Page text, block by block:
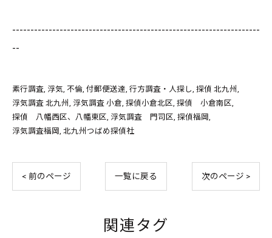
--------------------------------------------------------------------
--
素行調査 浮気 不倫 付郵便送達 行方調査・人探し 探偵 北九州
浮気調査 北九州
浮気調査 小倉 探偵小倉北区 探偵 小倉南区
探偵 八幡西区、八幡東区 浮気調査 門司区 探偵福岡
浮気調査福岡 北九州つばめ探偵社
< 前のページ 一覧に戻る 次のページ >
関連タグ